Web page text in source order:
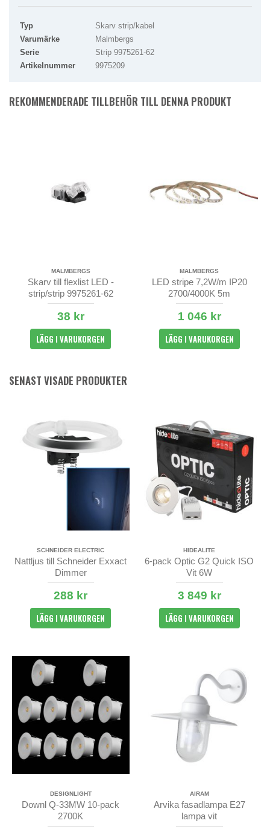
Typ
Skarv strip/kabel
Varumärke
Malmbergs
Serie
Strip 9975261-62
Artikelnummer
9975209
REKOMMENDERADE TILLBEHÖR TILL DENNA PRODUKT
MALMBERGS
Skarv till flexlist LED -
strip/strip 9975261-62
38 kr
LÄGG I VARUKORGEN
MALMBERGS
LED stripe 7,2W/m IP20
2700/4000K 5m
1 046 kr
LÄGG I VARUKORGEN
SENAST VISADE PRODUKTER
SCHNEIDER ELECTRIC
Nattljus till Schneider Exxact
Dimmer
288 kr
LÄGG I VARUKORGEN
HIDEALITE
6-pack Optic G2 Quick ISO
Vit 6W
3 849 kr
LÄGG I VARUKORGEN
DESIGNLIGHT
Downl Q-33MW 10-pack
2700K
AIRAM
Arvika fasadlampa E27
lampa vit